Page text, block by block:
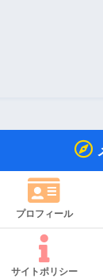
プロフィール
サイトポリシー